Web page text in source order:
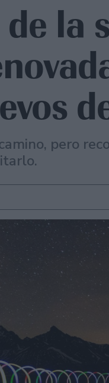
la
pero